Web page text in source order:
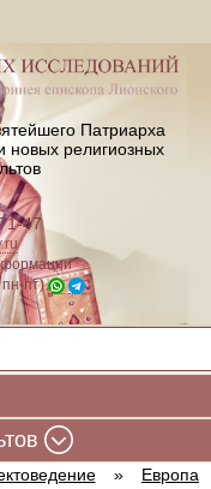
Патриарха
новых религиозных
71-47
пн-пт)
»
Европа